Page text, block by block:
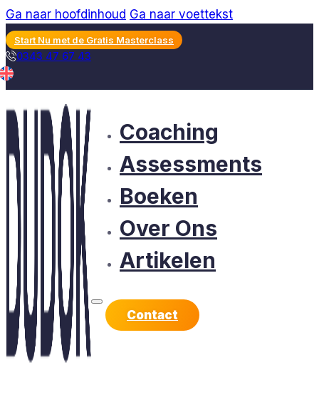
Ga naar hoofdinhoud Ga naar voettekst
Start Nu met de Gratis Masterclass
0343 47 67 43
Coaching
Assessments
Boeken
Over Ons
Artikelen
Contact